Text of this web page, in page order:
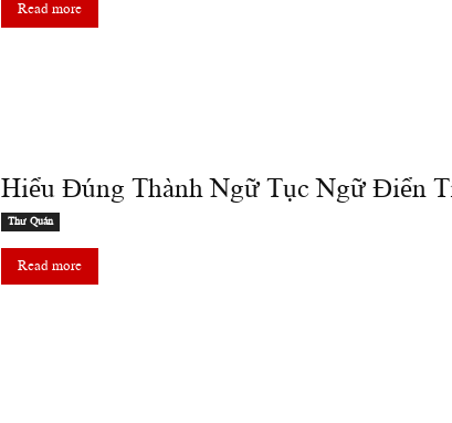
Read more
Hiểu Đúng Thành Ngữ Tục Ngữ Điển
Thư Quán
Read more